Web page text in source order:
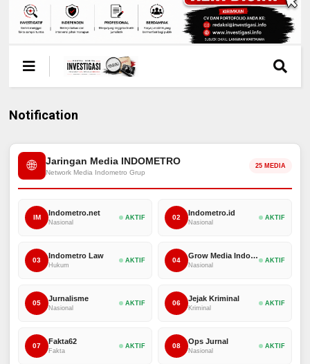
Notification
🌐 Jaringan Media INDOMETRO
Network Media Indometro Grup
25 MEDIA
IM
Indometro.net
Nasional
AKTIF 02
Indometro.id
Nasional
AKTIF
03
Indometro Law
Hukum
AKTIF 04
Grow Media Indonesia
Nasional
AKTIF
05
Jurnalisme
Nasional
AKTIF 06
Jejak Kriminal
Kriminal
AKTIF
07
Fakta62
Fakta
AKTIF 08
Ops Jurnal
Nasional
AKTIF